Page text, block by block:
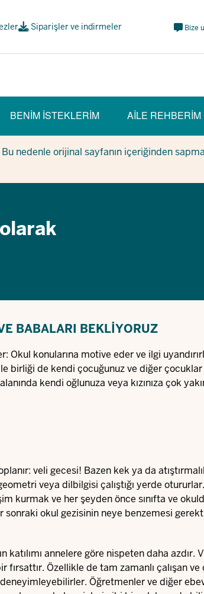
Siparişler ve indirmeler
Meta
Social
Bize
BENIM ISTEKLERIM AILE REHBERIM
nedenle orijinal sayfanın içeriğinden
BABALARI BEKLIYORUZ
Okul konularına motive eder ve ilgi
birliği de kendi çocuğunuz ve diğer
kendi oğlunuza veya kızınıza çok
veli gecesi! Bazen kek ya da
veya dilbilgisi çalıştığı yerde
kurmak ve her şeyden önce sınıfta ve
sonraki okul gezisinin neye benzemesi
annelere göre nispeten daha azdır.
Özellikle de tam zamanlı çalışan ve
Öğretmenler ve diğer